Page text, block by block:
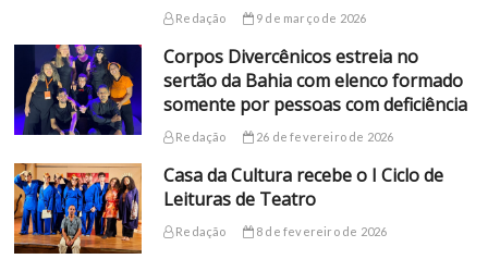
Redação 9 de março de 2026
Corpos Divercênicos estreia no
sertão da Bahia com elenco formado
somente por pessoas com deficiência
Redação 26 de fevereiro de 2026
Casa da Cultura recebe o I Ciclo de
Leituras de Teatro
Redação 8 de fevereiro de 2026